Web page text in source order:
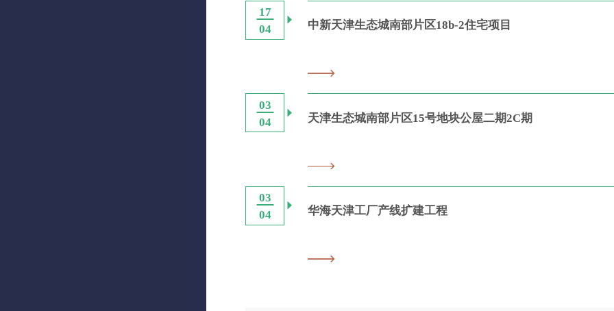
17
04
中新天津生态城南部片区18b-2住宅项目
03
04
天津生态城南部片区15号地块公屋二期2C期
03
04
华海天津工厂产线扩建工程